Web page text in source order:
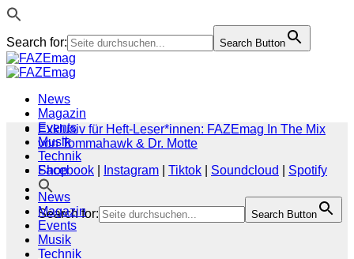
Search for: Search Button
Zum
Inhalt
News
Magazin
Events
Musik
Technik
Shop
Search for: Search Button
Exklusiv für Heft-Leser*innen: FAZEmag In The Mix
von Tommahawk & Dr. Motte
Facebook
Instagram Tiktok Soundcloud
Spotify
News
Magazin
Events
Musik
Technik